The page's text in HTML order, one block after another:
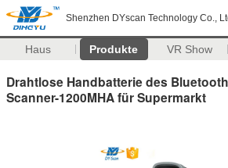
Shenzhen DYscan Technology Co.,
Haus Produkte VR Show
Drahtlose Handbatterie des
Scanner-1200MHA für Supermarkt